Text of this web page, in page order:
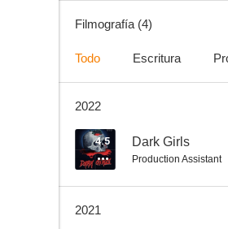
Filmografía (4)
Todo Escritura
2022
4.5 Dark Girls
Production Assistant
2021